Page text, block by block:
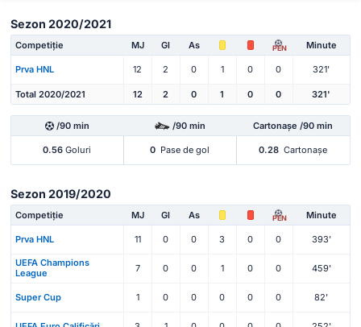
Sezon 2020/2021
Competiție MJ Gl As PEN Minute
Prva HNL 12 2 0 1 0 0 321'
Total 2020/2021 12 2 0 1 0 0 321'
/90 min /90 min Cartonașe /90 min
0.56 Goluri 0 Pase de gol 0.28 Cartonașe
Sezon 2019/2020
Competiție MJ Gl As PEN Minute
Prva HNL 11 0 0 3 0 0 393'
UEFA Champions
League
7 0 0 1 0 0 459'
Super Cup 1 0 0 0 0 0 82'